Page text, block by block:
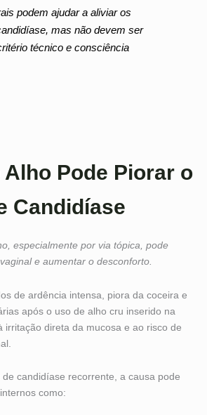
podem ajudar a aliviar os
mas não devem ser
técnico e consciência
Alho Pode Piorar o
Candidíase
especialmente por via tópica, pode
e aumentar o desconforto.
de ardência intensa, piora da coceira e
após o uso de alho cru inserido na
irritação direta da mucosa e ao risco de
candidíase recorrente, a causa pode
como: